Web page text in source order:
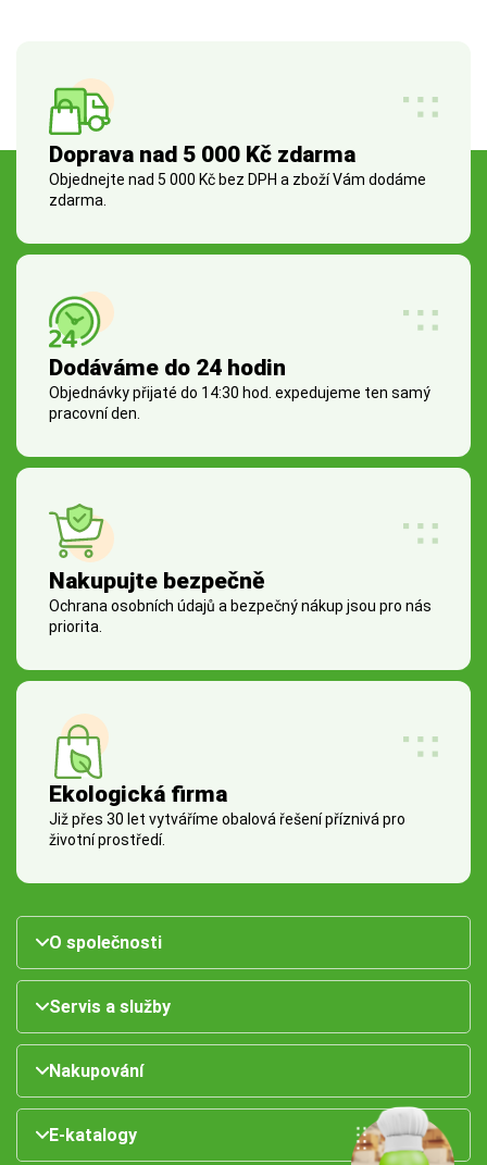
Doprava nad 5 000 Kč zdarma
Objednejte nad 5 000 Kč bez DPH a zboží Vám dodáme
zdarma.
Dodáváme do 24 hodin
Objednávky přijaté do 14:30 hod. expedujeme ten samý
pracovní den.
Nakupujte bezpečně
Ochrana osobních údajů a bezpečný nákup jsou pro nás
priorita.
Ekologická firma
Již přes 30 let vytváříme obalová řešení příznivá pro
životní prostředí.
O společnosti
Servis a služby
Nakupování
E-katalogy